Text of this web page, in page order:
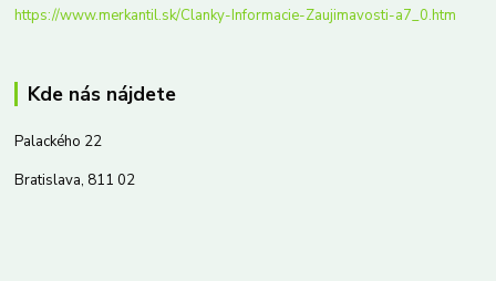
https://www.merkantil.sk/Clanky-Informacie-Zaujimavosti-a7_0.htm
Kde nás nájdete
Palackého 22
Bratislava, 811 02